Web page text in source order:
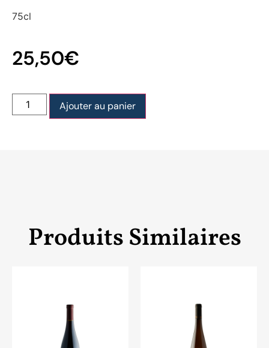
75cl
25,50€
Ajouter au panier
Produits Similaires